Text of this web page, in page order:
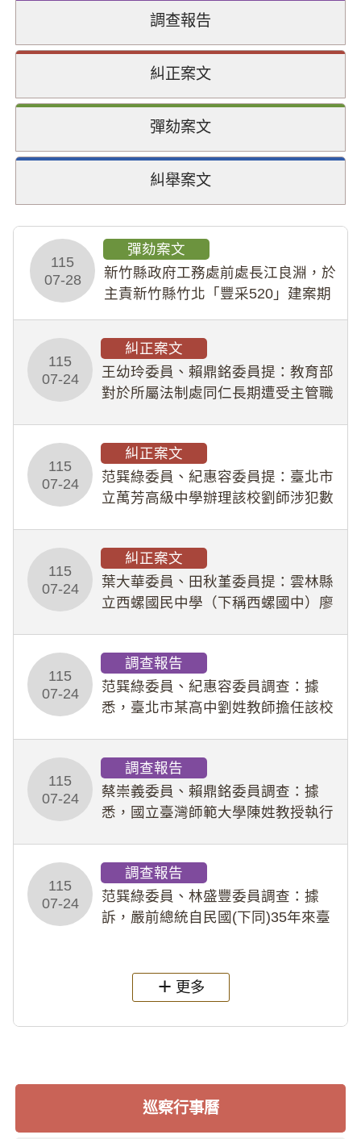
調查報告
糾正案文
彈劾案文
糾舉案文
115
07-28
彈劾案文
新竹縣政府工務處前處長江良淵，於
主責新竹縣竹北「豐采520」建案期
幣1,483萬餘元，並長期收受建商餽
贈；復罔顧公共安全，圖利默許建商
於停工期間
115
07-24
糾正案文
王幼玲委員、賴鼎銘委員提：教育部
對於所屬法制處同仁長期遭受主管職
人員保障法」及「職業安全衛生法」
所定維護公務人員
115
07-24
糾正案文
范巽綠委員、紀惠容委員提：臺北市
立萬芳高級中學辦理該校劉師涉犯數
業把關與糾錯功能，不僅首份調查報
告漏未審酌師生不
115
07-24
糾正案文
葉大華委員、田秋堇委員提：雲林縣
立西螺國民中學（下稱西螺國中）廖
教羽球隊學生等行為，歷經該校校園
事件處理會議（下
115
07-24
調查報告
范巽綠委員、紀惠容委員調查：據
悉，臺北市某高中劉姓教師擔任該校
行拍攝特定樣態性影像並以手機傳送
劉師。該生因畏懼成
115
07-24
調查報告
蔡崇義委員、賴鼎銘委員調查：據
悉，國立臺灣師範大學陳姓教授執行
術倫理等情案調查報告。(115教調
31)
115
07-24
調查報告
范巽綠委員、林盛豐委員調查：據
訴，嚴前總統自民國(下同)35年來臺
過世後，總統府於89年間函請其家屬
繼續留住
更多
巡察行事曆